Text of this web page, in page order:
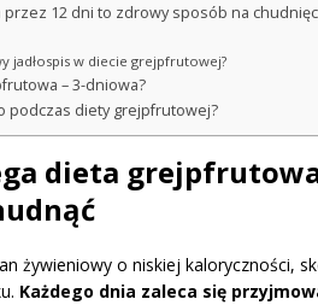
12 dni to zdrowy sposób na
jadłospis w diecie grejpfrutowej?
– 3-dniowa?
podczas diety grejpfrutowej?
dieta
żywieniowy o niskiej kaloryczności,
Każdego dnia zaleca się